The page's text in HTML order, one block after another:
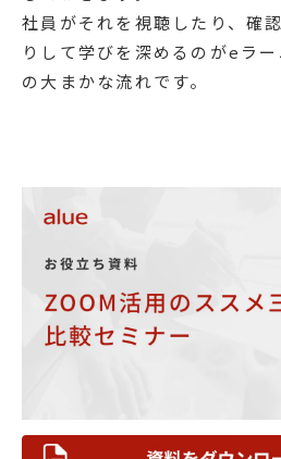
社員がそれを視聴したり、確
りして学びを深めるのがeラ
の大まかな流れです。